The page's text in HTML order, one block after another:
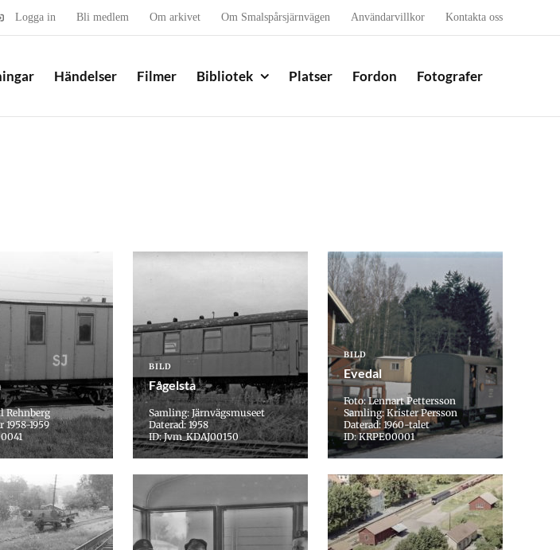
Logga in Bli medlem Om arkivet Om Smalspårsjärnvägen Användarvillkor Kontakta oss
Händelser Filmer Bibliotek Platser Fordon Fotografer
Rehnberg
1958-1959
BILD
Fågelsta
Samling: Järnvägsmuseet
Daterad: 1958
ID: Jvm_KDAJ00150
BILD
Evedal
Foto: Lennart Pettersson
Samling: Krister Persson
Daterad: 1960-talet
ID: KRPE00001